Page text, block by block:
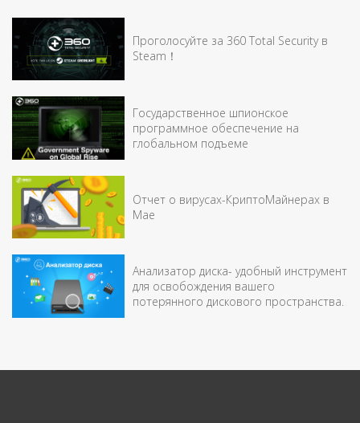
Проголосуйте за 360 Total Security в
Steam！
Государственное шпионское
программное обеспечение на
глобальном подъеме
Отчет о вирусах-КриптоМайнерах в
Мае
Анализатор диска- удобный инструмент
для освобождения вашего
потерянного дискового пространства.